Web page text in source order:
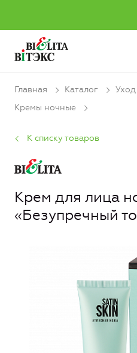
Главная Каталог
Кремы ночные
К списку товаров
Крем для лица
«Безупречный